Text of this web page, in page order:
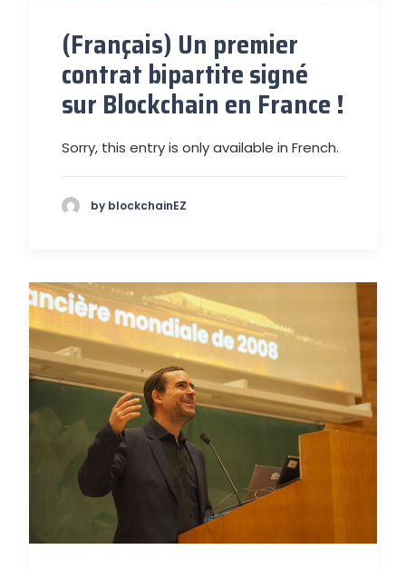
(Français) Un premier
contrat bipartite signé
sur Blockchain en France !
Sorry, this entry is only available in French.
by blockchainEZ